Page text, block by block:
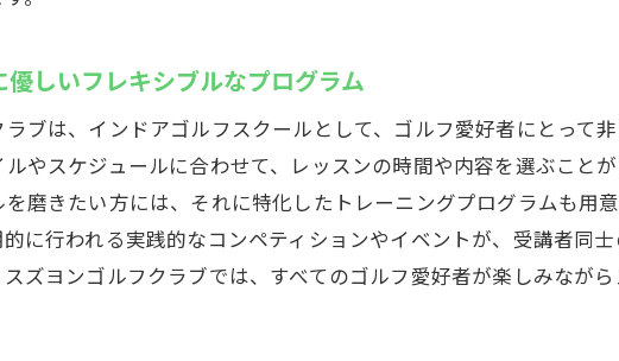
初心者向けプログラムで安心のスター
上級者も満足の練習メニュー
自分のペースでスキルを磨ける環境
スズヨンゴルフクラブの多様なレベ
初心者に優しい場づくりの工夫
上達を実感できるインドアゴルフの魅
優しいフレキシブルなプログラム
ブは、インドアゴルフスクールとして、ゴルフ愛好者にとって
やスケジュールに合わせて、レッスンの時間や内容を選ぶこと
磨きたい方には、それに特化したトレーニングプログラムも用
に行われる実践的なコンペティションやイベントが、受講者同
ズヨンゴルフクラブでは、すべてのゴルフ愛好者が楽しみなが